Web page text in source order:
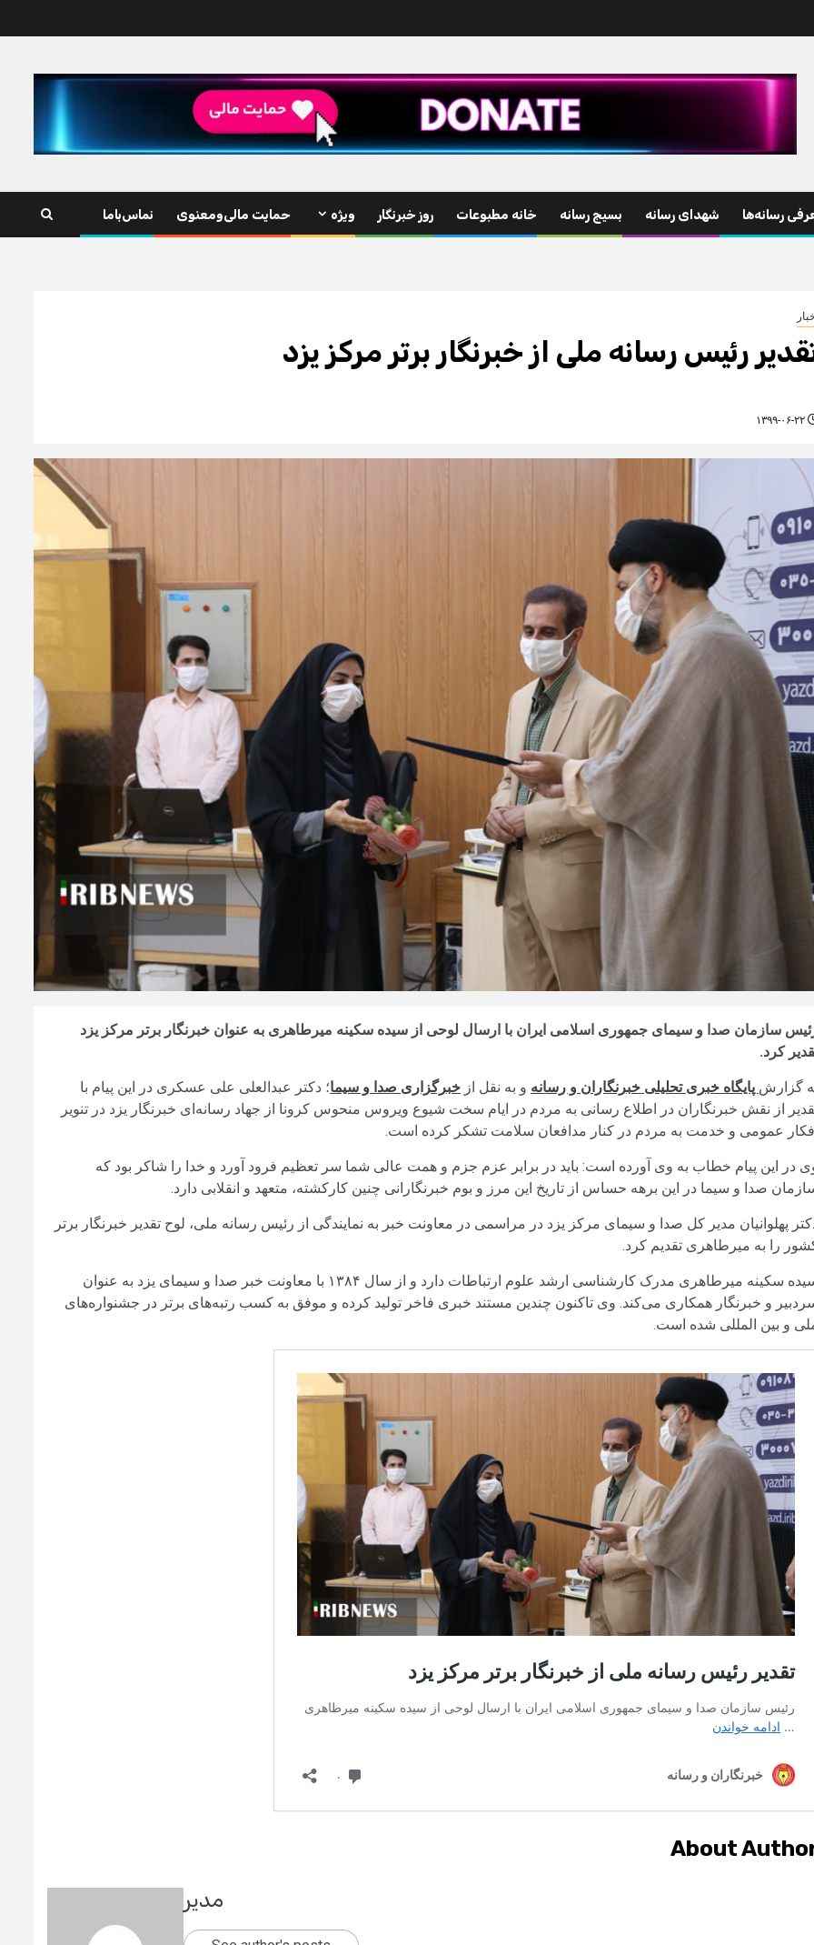
رسانه‌ها شهدای رسانه بسیج رسانه خانه مطبوعات روز خبرنگار ویژه حمایت مالی‌ومعنوی نماس‌باما
رئیس رسانه ملی از خبرنگار برتر مرکز یزد
سازمان صدا و سیمای جمهوری اسلامی ایران با ارسال لوحی از سیده سکینه میرطاهری به عنوان خبرنگار برتر مرکز یزد
کرد.
گزارش پایگاه خبری تحلیلی خبرنگاران و رسانه و به نقل از خبرگزاری صدا و سیما؛ دکتر عبدالعلی علی عسکری در این پیام با
از نقش خبرنگاران در اطلاع رسانی به مردم در ایام سخت شیوع ویروس منحوس کرونا از جهاد رسانه‌ای خبرنگار یزد در تنویر
عمومی و خدمت به مردم در کنار مدافعان سلامت تشکر کرده است.
در این پیام خطاب به وی آورده است: باید در برابر عزم جزم و همت عالی شما سر تعظیم فرود آورد و خدا را شاکر بود که
صدا و سیما در این برهه حساس از تاریخ این مرز و بوم خبرنگارانی چنین کارکشته، متعهد و انقلابی دارد.
پهلوانیان مدیر کل صدا و سیمای مرکز یزد در مراسمی در معاونت خبر به نمایندگی از رئیس رسانه ملی، لوح تقدیر خبرنگار برتر
را به میرطاهری تقدیم کرد.
سیده سکینه میرطاهری مدرک کارشناسی ارشد علوم ارتباطات دارد و از سال ۱۳۸۴ با معاونت خبر صدا و سیمای یزد به عنوان
و خبرنگار همکاری می‌کند. وی تاکنون چندین مستند خبری فاخر تولید کرده و موفق به کسب رتبه‌های برتر در جشنواره‌های
و بین المللی شده است.
About
مدیر